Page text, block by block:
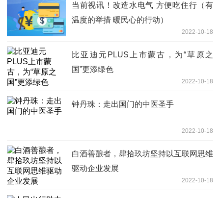
当前视讯！改造水电气 方便吃住行（有
温度的举措 暖民心的行动）
2022-10-18
比亚迪元PLUS上市蒙古，为“草原之
国”更添绿色
2022-10-18
钟丹珠：走出国门的中医圣手
2022-10-18
白酒善酿者，肆拾玖坊坚持以互联网思维
驱动企业发展
2022-10-18